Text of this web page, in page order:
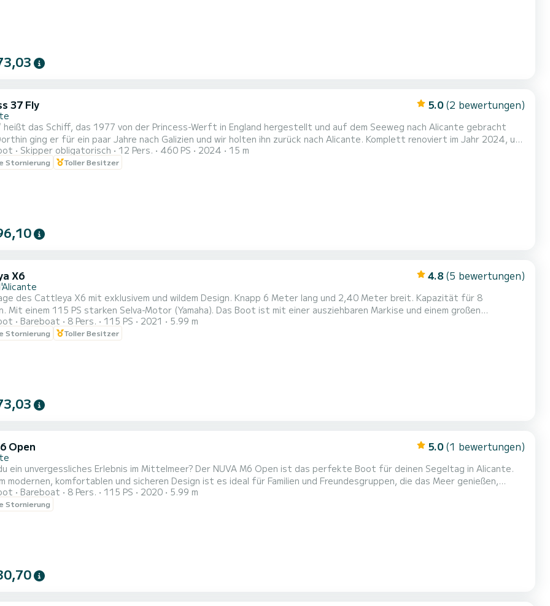
37 Fly 5.0 (2 bewertungen)
heißt das Schiff, das 1977 von der Princess-Werft in England hergestellt und auf dem Seeweg nach Alicante gebracht
ging er für ein paar Jahre nach Galizien und wir holten ihn zurück nach Alicante. Komplett renoviert im Jahr 2024, um
den besten Service zu bieten. Die gesamte Holzausstattung ist neu, die Küche aus Edelstahl, die umgebauten
die neuen Badezimmer und Toiletten, die Elektroinstallation, die Sanitäranlagen, die Bilgenanlage, die Feu...
Skipper obligatorisch 12 Pers. 460 PS 2024 15 m
Stornierung Toller Besitzer
X6 4.8 (5 bewertungen)
des Cattleya X6 mit exklusivem und wildem Design. Knapp 6 Meter lang und 2,40 Meter breit. Kapazität für 8
115 PS starken Selva-Motor (Yamaha). Das Boot ist mit einer ausziehbaren Markise und einem großen
ausgestattet. Musikanlage mit Bluetooth. Boot zum Genießen mit Familie oder Freunden dank großer Räume an
Sicherheit an Bord und einem in seiner Kategorie einzigartigen Solarium im Bug und Heck, in dem Sie beim Navigieren
Bareboat 8 Pers. 115 PS 2021 5.99 m
Stornierung Toller Besitzer
Open 5.0 (1 bewertungen)
ein unvergessliches Erlebnis im Mittelmeer? Der NUVA M6 Open ist das perfekte Boot für deinen Segeltag in Alicante.
modernen, komfortablen und sicheren Design ist es ideal für Familien und Freundesgruppen, die das Meer genießen,
oder einzigartige Ecken der Costa Blanca entdecken möchten. Mit unserer Bootsmiete in Alicante kannst
Tabarca besuchen, versteckte Buchten erkunden, unter der Sonne entspannen oder die Aufregung von
Bareboat 8 Pers. 115 PS 2020 5.99 m
Stornierung